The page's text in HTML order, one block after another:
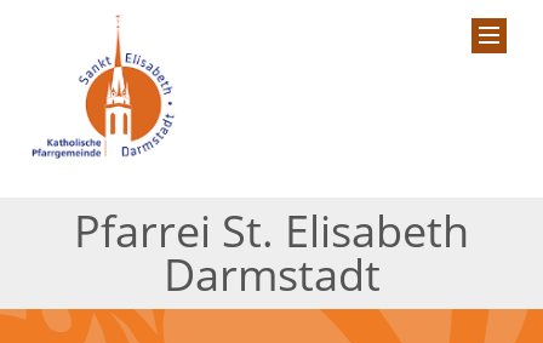
Pfarrei St. Elisabeth
Darmstadt